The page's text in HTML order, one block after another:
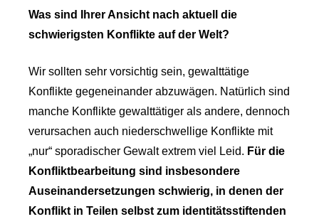
Was sind Ihrer Ansicht nach aktuell die
schwierigsten Konflikte auf der Welt?
Wir sollten sehr vorsichtig sein, gewalttätige
Konflikte gegeneinander abzuwägen. Natürlich sind
manche Konflikte gewalttätiger als andere, dennoch
verursachen auch niederschwellige Konflikte mit
„nur“ sporadischer Gewalt extrem viel Leid. Für die
Konfliktbearbeitung sind insbesondere
Auseinandersetzungen schwierig, in denen der
Konflikt in Teilen selbst zum identitätsstiftenden